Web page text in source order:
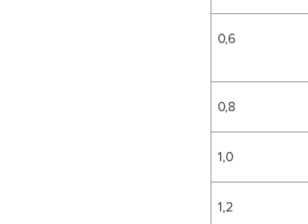
0,6
0,8
1,0
1,2